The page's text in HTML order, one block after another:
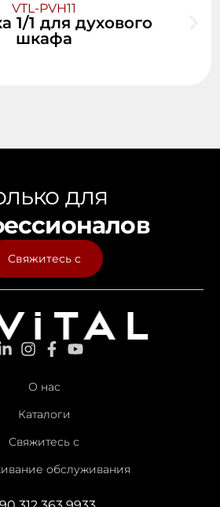
VTL-PVH11
1/1 для духового
шкафа
для
Свяжитесь с
О нас
Каталоги
Свяжитесь с
обслуживания